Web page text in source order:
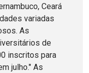
Ceará
variadas
As
de
inscritos para
julho." As